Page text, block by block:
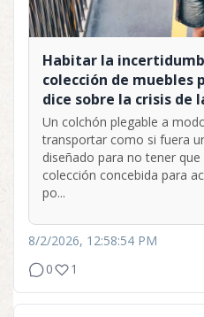
Habitar la
colección de muebles
dice sobre la crisis de
Un colchón plegable a
transportar como si fuera
diseñado para no tener
colección concebida para
po...
8/2/2026, 12:58:54 PM
0
1